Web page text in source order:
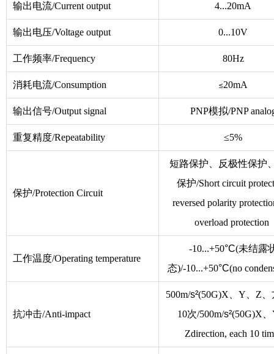
输出电流/Current output 4...20mA
输出电压/Voltage output 0...10V
工作频率/Frequency 80Hz
消耗电流/Consumption ≤20mA
输出信号/Output signal PNP模拟/PNP
重复精度/Repeatability ≤5%
保护/Protection Circuit
短路保护、反极性保护
保护/Short circuit
reversed polarity
overload protection
工作温度/Operating temperature
-10...+50°C(未结露
态)/-10...+50°C(no
抗冲击/Anti-impact
500m/s²(50G)X、Y、Z、
10次/500m/s²(50G)X
Zdirection, each 10